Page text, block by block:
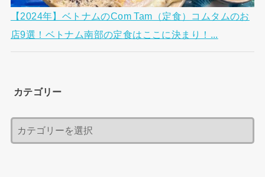
【2024年】ベトナムのCom Tam（定食）コムタムのお
店9選！ベトナム南部の定食はここに決まり！...
カテゴリー